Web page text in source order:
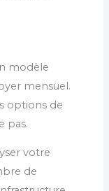
modèle
mensuel.
options de
pas.
votre
de